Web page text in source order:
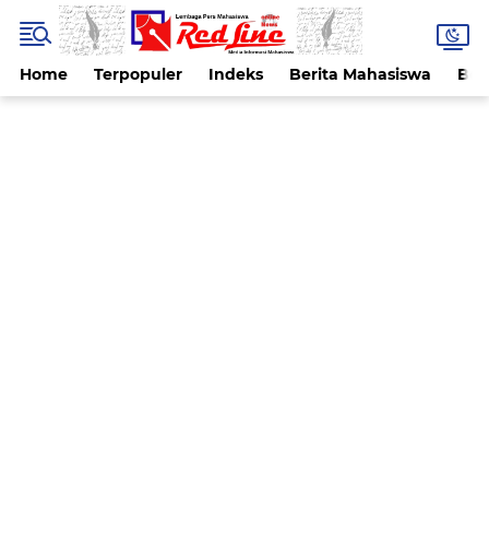
Home Terpopuler Indeks Berita Mahasiswa